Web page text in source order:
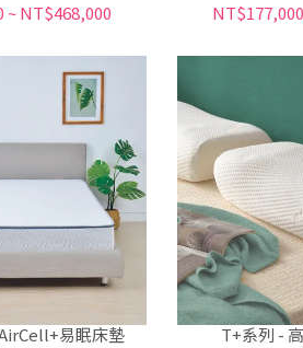
~NT$468,000
NT$177,000
易眠床墊
T+系列 -